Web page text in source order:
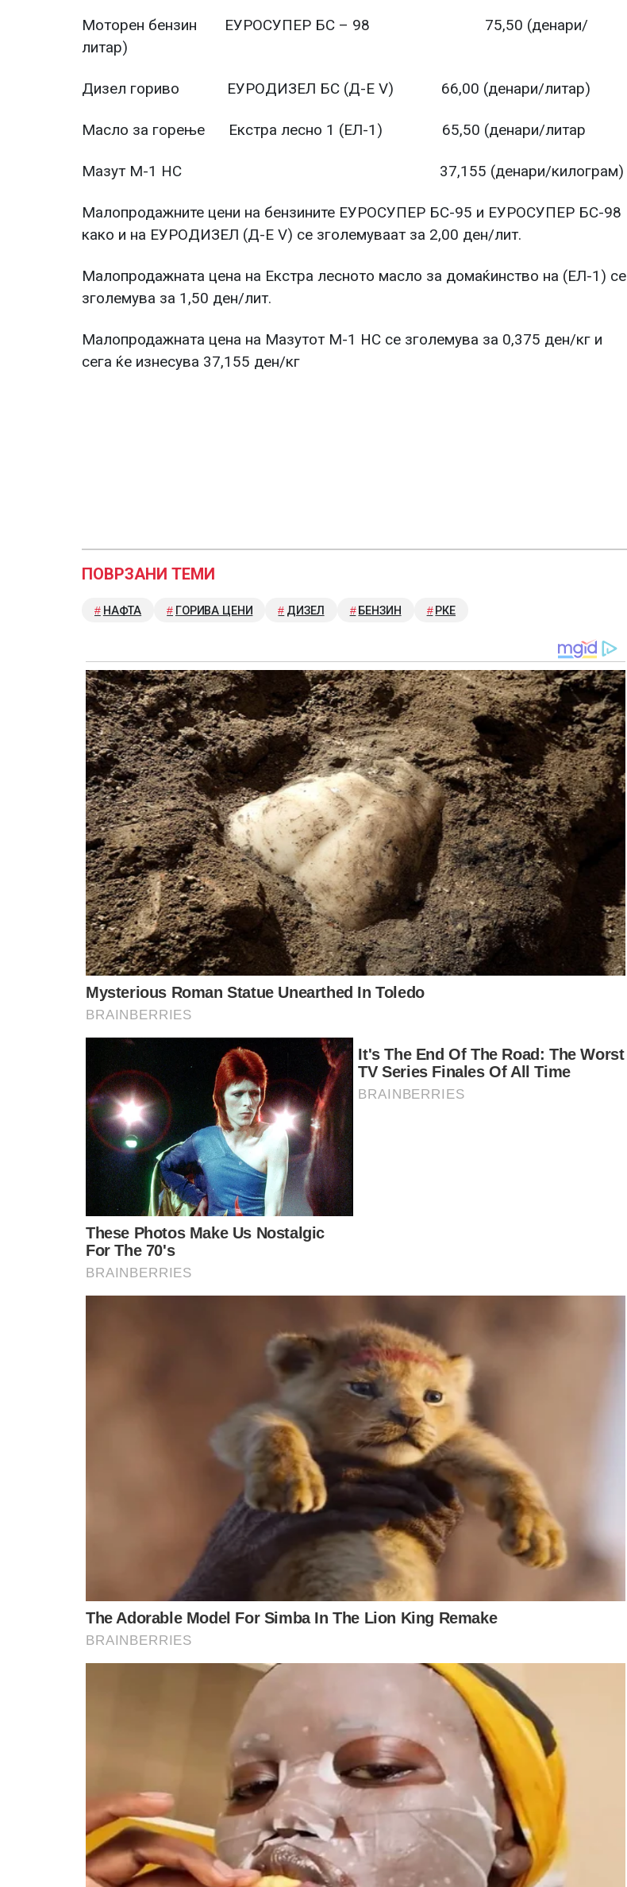
Моторен бензин ЕУРОСУПЕР БС – 98 75,50 (денари/
литар)
Дизел гориво ЕУРОДИЗЕЛ БС (Д-Е V) 66,00 (денари/литар)
Масло за горење Екстра лесно 1 (ЕЛ-1) 65,50 (денари/литар
Мазут М-1 НС 37,155 (денари/килограм)
Малопродажните цени на бензините ЕУРОСУПЕР БС-95 и ЕУРОСУПЕР БС-98
како и на ЕУРОДИЗЕЛ (Д-Е V) се зголемуваат за 2,00 ден/лит.
Малопродажната цена на Екстра лесното масло за домаќинство на (ЕЛ-1) се
зголемува за 1,50 ден/лит.
Малопродажната цена на Мазутот М-1 НС се зголемува за 0,375 ден/кг и
сега ќе изнесува 37,155 ден/кг
ПОВРЗАНИ ТЕМИ
НАФТА ГОРИВА ЦЕНИ ДИЗЕЛ БЕНЗИН РКЕ